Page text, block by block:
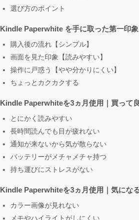
選び方のポイント
Kindle Paperwhite を手に取った第一印象
購入後の流れ【シンプル】
画面を見た印象【読みやすい】
操作に戸惑う【やや分かりにくい】
ちょっとカクカクする
Kindle Paperwhiteを3ヵ月使用｜買って
とにかく読みやすい
長時間読んでも目が疲れない
通知が来ないから気が散らない
バッテリーがメチャメチャ持つ
持ち運びにストレスがない
Kindle Paperwhiteを3ヵ月使用｜気にな
カラー画像が見れない
メモやハイライトがしにくい